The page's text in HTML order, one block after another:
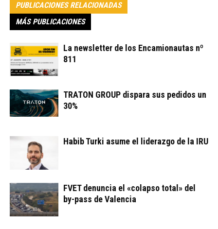
PUBLICACIONES RELACIONADAS
MÁS PUBLICACIONES
La newsletter de los Encamionautas nº
811
TRATON GROUP dispara sus pedidos un
30%
Habib Turki asume el liderazgo de la IRU
FVET denuncia el «colapso total» del
by-pass de Valencia